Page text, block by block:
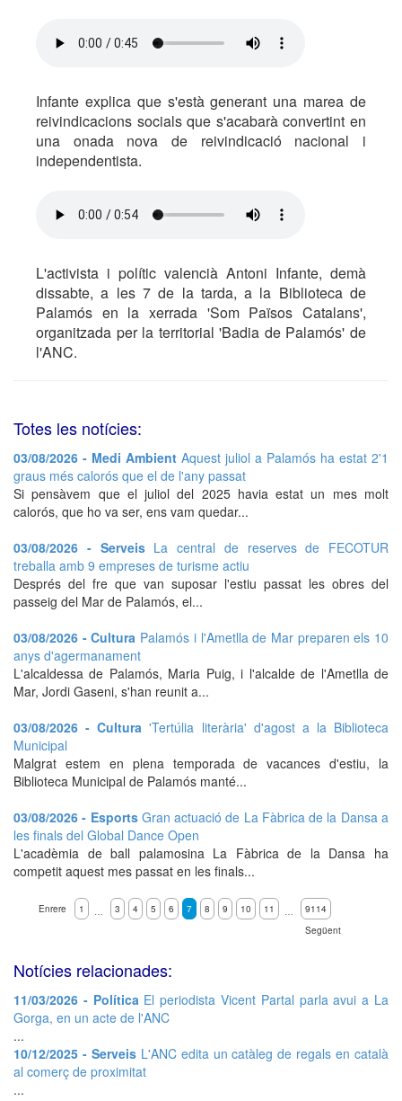
Infante explica que s'està generant una marea de
reivindicacions socials que s'acabarà convertint en
una onada nova de reivindicació nacional i
independentista.
L'activista i polític valencià Antoni Infante, demà
dissabte, a les 7 de la tarda, a la Biblioteca de
Palamós en la xerrada 'Som Països Catalans',
organitzada per la territorial 'Badia de Palamós' de
l'ANC.
Totes les notícies:
03/08/2026 - Medi Ambient Aquest juliol a Palamós ha estat 2'1
graus més calorós que el de l'any passat
Si pensàvem que el juliol del 2025 havia estat un mes molt
calorós, que ho va ser, ens vam quedar...
03/08/2026 - Serveis La central de reserves de FECOTUR
treballa amb 9 empreses de turisme actiu
Després del fre que van suposar l'estiu passat les obres del
passeig del Mar de Palamós, el...
03/08/2026 - Cultura Palamós i l'Ametlla de Mar preparen els 10
anys d'agermanament
L'alcaldessa de Palamós, Maria Puig, i l'alcalde de l'Ametlla de
Mar, Jordi Gaseni, s'han reunit a...
03/08/2026 - Cultura'Tertúlia literària' d'agost a la Biblioteca
Municipal
Malgrat estem en plena temporada de vacances d'estiu, la
Biblioteca Municipal de Palamós manté...
03/08/2026 - Esports Gran actuació de La Fàbrica de la Dansa a
les finals del Global Dance Open
L'acadèmia de ball palamosina La Fàbrica de la Dansa ha
competit aquest mes passat en les finals...
Enrere 1 … 3 4 5 6 7 8 9 10 11 …
9114
Següent
Notícies relacionades:
11/03/2026 - PolíticaEl periodista Vicent Partal parla avui a La
Gorga, en un acte de l'ANC
...
10/12/2025 - ServeisL'ANC edita un catàleg de regals en català
al comerç de proximitat
...